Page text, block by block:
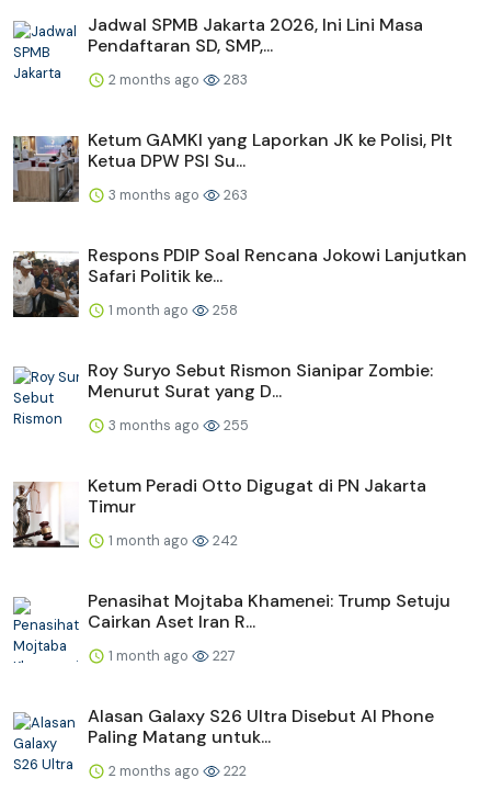
Jadwal SPMB Jakarta 2026, Ini Lini Masa
Pendaftaran SD, SMP,...
2 months ago 283
Ketum GAMKI yang Laporkan JK ke Polisi, Plt
Ketua DPW PSI Su...
3 months ago 263
Respons PDIP Soal Rencana Jokowi Lanjutkan
Safari Politik ke...
1 month ago 258
Roy Suryo Sebut Rismon Sianipar Zombie:
Menurut Surat yang D...
3 months ago 255
Ketum Peradi Otto Digugat di PN Jakarta
Timur
1 month ago 242
Penasihat Mojtaba Khamenei: Trump Setuju
Cairkan Aset Iran R...
1 month ago 227
Alasan Galaxy S26 Ultra Disebut AI Phone
Paling Matang untuk...
2 months ago 222